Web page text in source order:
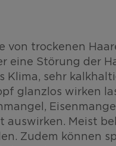
von trockenen
eine Störung der
sehr
glanzlos wirken
auswirken. Meist
Zudem können